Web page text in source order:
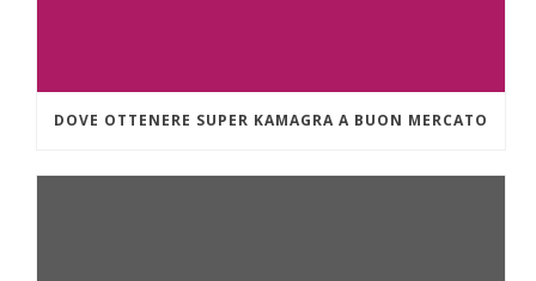
DOVE OTTENERE SUPER KAMAGRA A BUON MERCATO